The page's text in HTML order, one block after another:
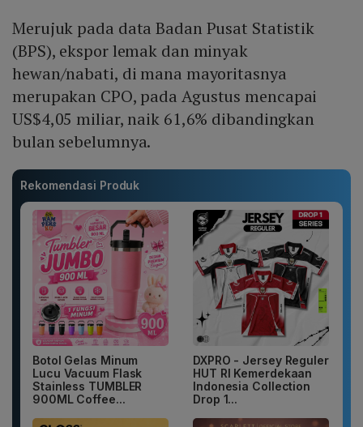
Merujuk pada data Badan Pusat Statistik
(BPS), ekspor lemak dan minyak
hewan/nabati, di mana mayoritasnya
merupakan CPO, pada Agustus mencapai
US$4,05 miliar, naik 61,6% dibandingkan
bulan sebelumnya.
Rekomendasi Produk
Botol Gelas Minum
Lucu Vacuum Flask
Stainless TUMBLER
900ML Coffee...
DXPRO - Jersey Reguler
HUT RI Kemerdekaan
Indonesia Collection
Drop 1...